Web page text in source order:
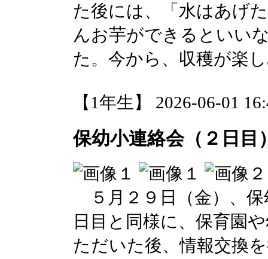
た後には、「水はあげ
んお芋ができるといい
た。今から、収穫が楽
【1年生】 2026-06-01
保幼小連絡会（２日目
５月２９日（金）、保
日目と同様に、保育園
ただいた後、情報交換